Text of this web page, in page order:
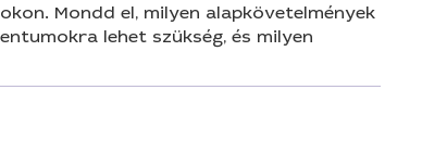
Mondd el, milyen alapkövetelmények
lehet szükség, és milyen